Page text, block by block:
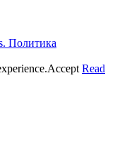
Политика
Accept Read